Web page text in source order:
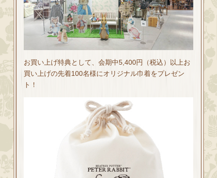
お買い上げ特典として、会期中5,400円（税込）以上お
買い上げの先着100名様にオリジナル巾着をプレゼン
ト！